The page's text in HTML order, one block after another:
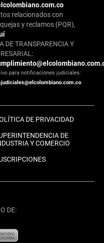
relacionados con
y reclamos (PQR),
DE TRANSPARENCIA Y
para notificaciones judiciales:
DE PRIVACIDAD
DE
Y COMERCIO
DE: